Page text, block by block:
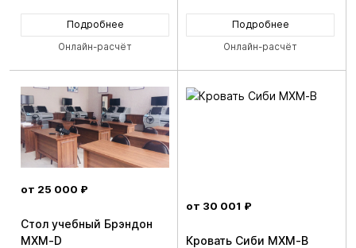
Подробнее
Онлайн-расчёт
Подробнее
Онлайн-расчёт
от 25 000 ₽
Стол учебный Брэндон
MXM-D
от 30 001 ₽
Кровать Сиби MXM-B